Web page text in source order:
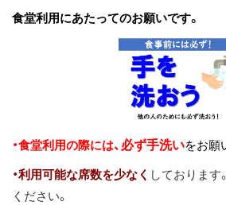
食堂利用にあたってのお願いです。
・食堂利用の際には、必ず手洗いをお願
・利用可能な席数を少なく しております。
ください。